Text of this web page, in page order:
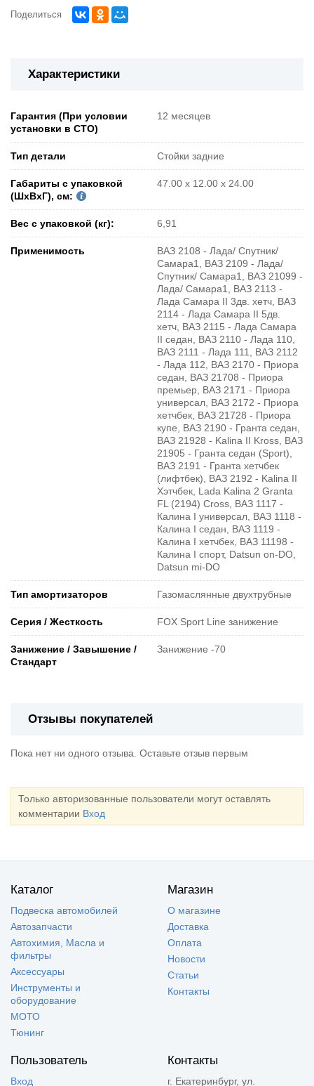
Поделиться
Характеристики
Гарантия (При условии
установки в СТО)
12 месяцев
Тип детали Стойки задние
Габариты с упаковкой
(ШxВxГ), см:
47.00 x 12.00 x 24.00
Вес с упаковкой (кг): 6,91
Применимость
ВАЗ 2108 - Лада/ Спутник/
Самара1, ВАЗ 2109 - Лада/
Спутник/ Самара1, ВАЗ 21099 -
Лада/ Самара1, ВАЗ 2113 -
Лада Самара II 3дв. хетч, ВАЗ
2114 - Лада Самара II 5дв.
хетч, ВАЗ 2115 - Лада Самара
II седан, ВАЗ 2110 - Лада 110,
ВАЗ 2111 - Лада 111, ВАЗ 2112
- Лада 112, ВАЗ 2170 - Приора
седан, ВАЗ 21708 - Приора
премьер, ВАЗ 2171 - Приора
универсал, ВАЗ 2172 - Приора
хетчбек, ВАЗ 21728 - Приора
купе, ВАЗ 2190 - Гранта седан,
ВАЗ 21928 - Kalina II Kross, ВАЗ
21905 - Гранта седан (Sport),
ВАЗ 2191 - Гранта хетчбек
(лифтбек), ВАЗ 2192 - Kalina II
Хэтчбек, Lada Kalina 2 Granta
FL (2194) Cross, ВАЗ 1117 -
Калина I универсал, ВАЗ 1118 -
Калина I седан, ВАЗ 1119 -
Калина I хетчбек, ВАЗ 11198 -
Калина I спорт, Datsun on-DO,
Datsun mi-DO
Тип амортизаторов Газомаслянные двухтрубные
Серия / Жесткость FOX Sport Line занижение
Занижение / Завышение /
Стандарт
Занижение -70
Отзывы покупателей
Пока нет ни одного отзыва. Оставьте отзыв первым
Только авторизованные пользователи могут оставлять
комментарии Вход
Каталог
Подвеска автомобилей
Автозапчасти
Автохимия, Масла и
фильтры
Аксессуары
Инструменты и
оборудование
МОТО
Тюнинг
Магазин
О магазине
Доставка
Оплата
Новости
Статьи
Контакты
Пользователь
Вход
Контакты
г. Екатеринбург, ул.